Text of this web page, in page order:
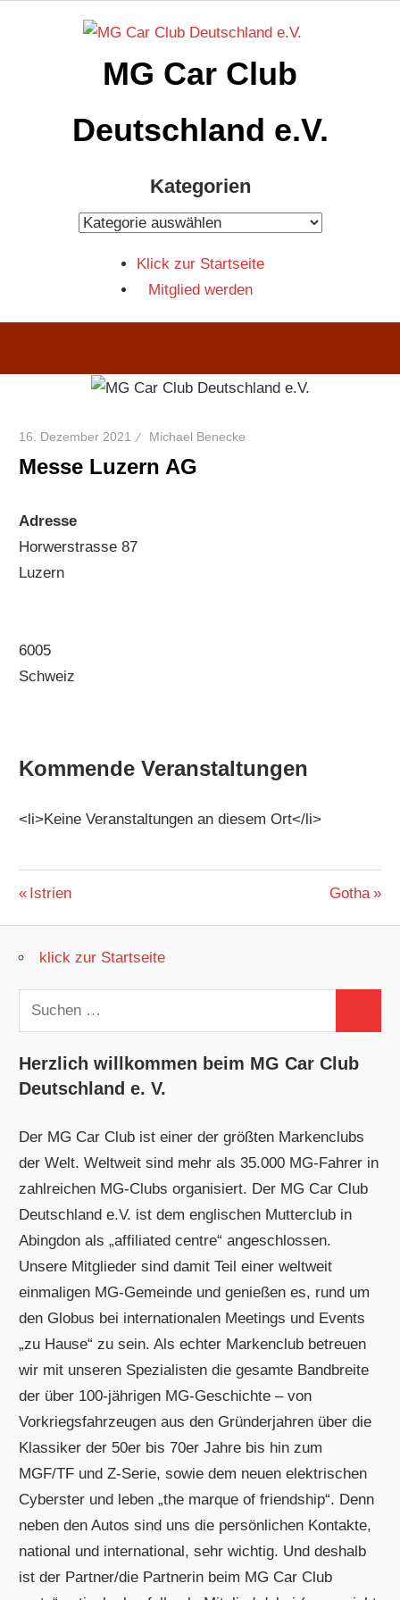
MG Car Club
Deutschland e.V.
Kategorien
Kategorien
Klick zur Startseite
Mitglied werden
16. Dezember 2021 Michael Benecke
Messe Luzern AG
Adresse
Horwerstrasse 87
Luzern
6005
Schweiz
Kommende Veranstaltungen
<li>Keine Veranstaltungen an diesem Ort</li>
Beitragsnavigation
Vorheriger
Istrien
Nächster
Gotha
klick zur Startseite
Suchen
nach:
Herzlich willkommen beim MG Car Club
Deutschland e. V.
Der MG Car Club ist einer der größten Markenclubs
der Welt. Weltweit sind mehr als 35.000 MG-Fahrer in
zahlreichen MG-Clubs organisiert. Der MG Car Club
Deutschland e.V. ist dem englischen Mutterclub in
Abingdon als „affiliated centre“ angeschlossen.
Unsere Mitglieder sind damit Teil einer weltweit
einmaligen MG-Gemeinde und genießen es, rund um
den Globus bei internationalen Meetings und Events
„zu Hause“ zu sein. Als echter Markenclub betreuen
wir mit unseren Spezialisten die gesamte Bandbreite
der über 100-jährigen MG-Geschichte – von
Vorkriegsfahrzeugen aus den Gründerjahren über die
Klassiker der 50er bis 70er Jahre bis hin zum
MGF/TF und Z-Serie, sowie dem neuen elektrischen
Cyberster und leben „the marque of friendship“. Denn
neben den Autos sind uns die persönlichen Kontakte,
national und international, sehr wichtig. Und deshalb
ist der Partner/die Partnerin beim MG Car Club